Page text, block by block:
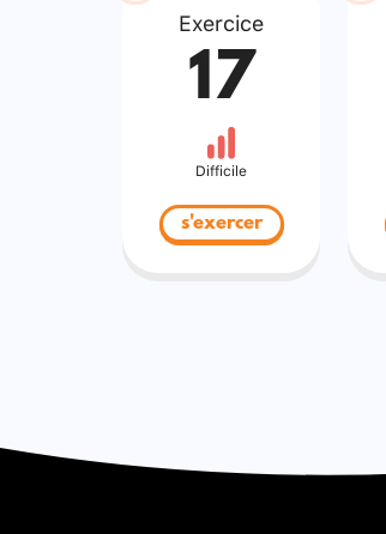
Exercice
17
Difficile
s'exercer